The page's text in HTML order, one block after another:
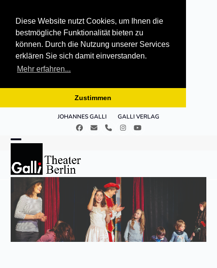
Diese Website nutzt Cookies, um Ihnen die
bestmögliche Funktionalität bieten zu
können. Durch die Nutzung unserer Services
erklären Sie sich damit einverstanden.
Mehr erfahren...
Zustimmen
JOHANNES GALLI GALLI VERLAG
Facebook
E- TelefonInstagramYouTube
mobile
menu
mobile
menu